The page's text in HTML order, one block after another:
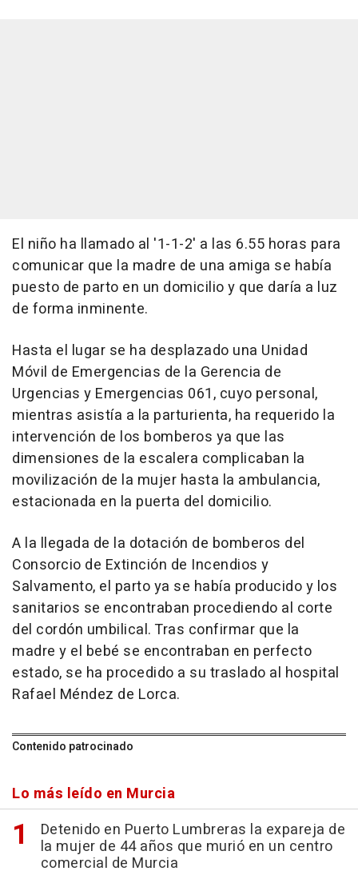
El niño ha llamado al '1-1-2' a las 6.55 horas para
comunicar que la madre de una amiga se había
puesto de parto en un domicilio y que daría a luz
de forma inminente.
Hasta el lugar se ha desplazado una Unidad
Móvil de Emergencias de la Gerencia de
Urgencias y Emergencias 061, cuyo personal,
mientras asistía a la parturienta, ha requerido la
intervención de los bomberos ya que las
dimensiones de la escalera complicaban la
movilización de la mujer hasta la ambulancia,
estacionada en la puerta del domicilio.
A la llegada de la dotación de bomberos del
Consorcio de Extinción de Incendios y
Salvamento, el parto ya se había producido y los
sanitarios se encontraban procediendo al corte
del cordón umbilical. Tras confirmar que la
madre y el bebé se encontraban en perfecto
estado, se ha procedido a su traslado al hospital
Rafael Méndez de Lorca.
Contenido patrocinado
Lo más leído en Murcia
Detenido en Puerto Lumbreras la expareja de
la mujer de 44 años que murió en un centro
comercial de Murcia